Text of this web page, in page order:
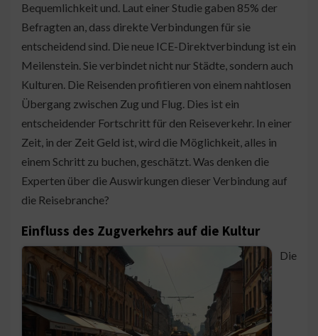
Bequemlichkeit und. Laut einer Studie gaben 85% der
Befragten an, dass direkte Verbindungen für sie
entscheidend sind. Die neue ICE-Direktverbindung ist ein
Meilenstein. Sie verbindet nicht nur Städte, sondern auch
Kulturen. Die Reisenden profitieren von einem nahtlosen
Übergang zwischen Zug und Flug. Dies ist ein
entscheidender Fortschritt für den Reiseverkehr. In einer
Zeit, in der Zeit Geld ist, wird die Möglichkeit, alles in
einem Schritt zu buchen, geschätzt. Was denken die
Experten über die Auswirkungen dieser Verbindung auf
die Reisebranche?
Einfluss des Zugverkehrs auf die Kultur
Die